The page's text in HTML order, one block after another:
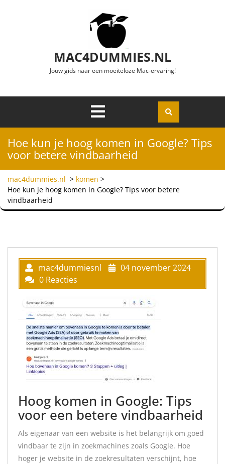
MAC4DUMMIES.NL
Jouw gids naar een moeiteloze Mac-ervaring!
Openen
Hoe kun je hoog komen in Google? Tips
voor betere vindbaarheid
mac4dummies.nl > komen >
Hoe kun je hoog komen in Google? Tips voor betere
vindbaarheid
mac4dummiesnl
04 november 2024
0 Reacties
Hoog komen in Google: Tips
voor een betere vindbaarheid
Als eigenaar van een website is het belangrijk om goed
vindbaar te zijn in zoekmachines zoals Google. Hoe
hoger je website in de zoekresultaten verschijnt, hoe